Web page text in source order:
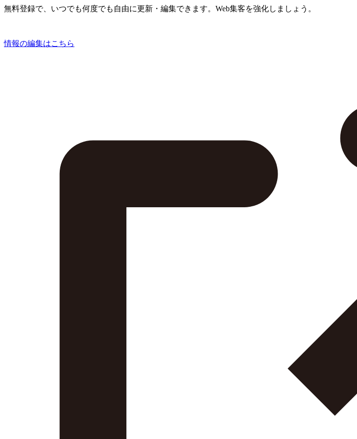
無料登録で、いつでも何度でも自由に更新・編集できます。Web集客を強化しましょう。
情報の編集はこちら